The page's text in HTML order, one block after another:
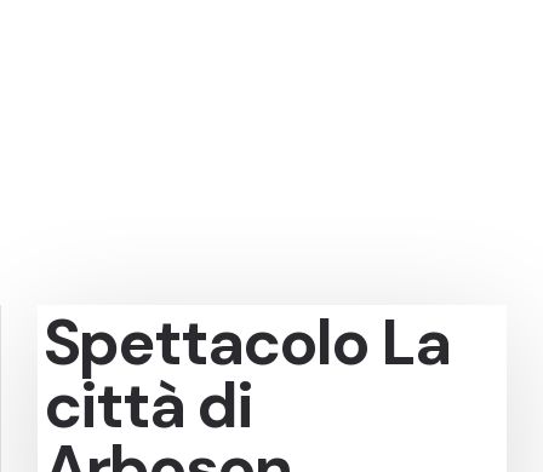
Spettacolo La
città di